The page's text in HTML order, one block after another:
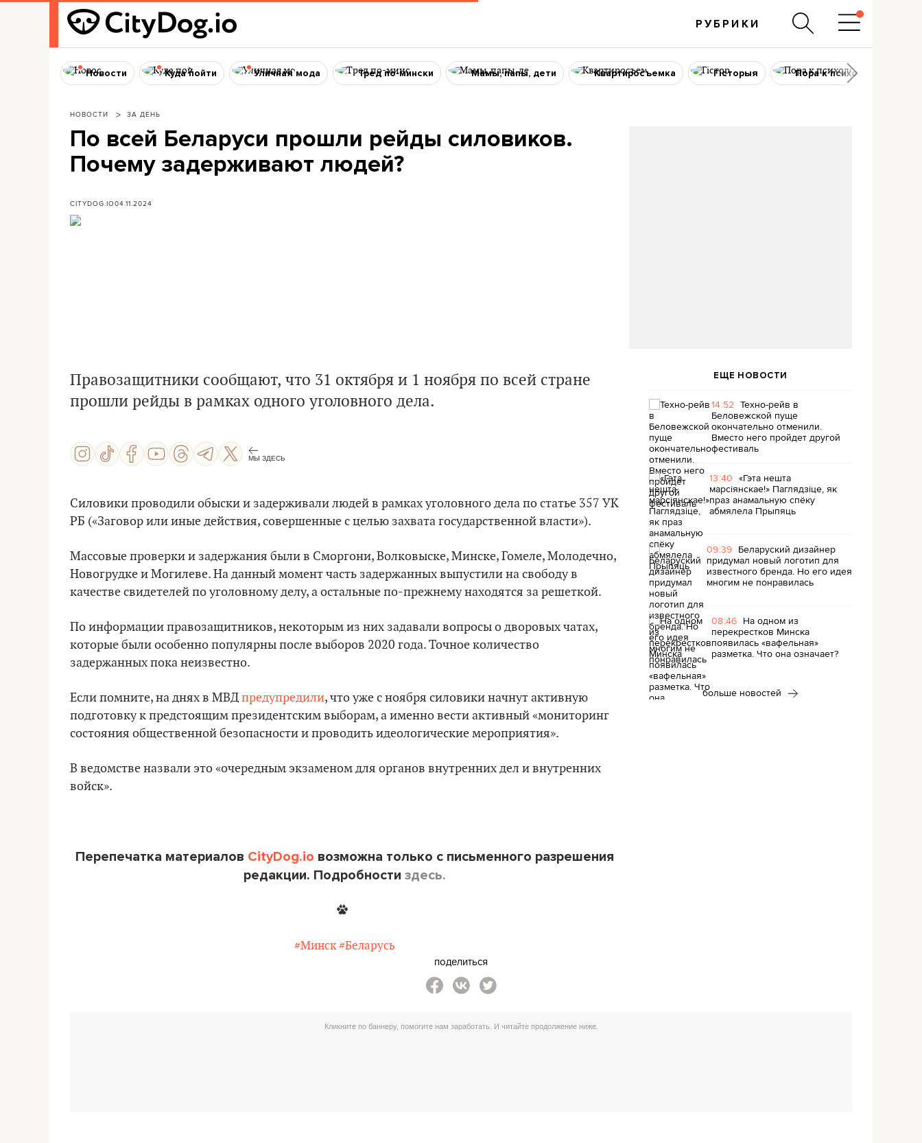
РУБРИКИ
Новости Куда пойти Уличная мода Тред по-мински Мамы, папы, дети Квартиросъемка Гісторыя Пора к психологу
НОВОСТИ ЗА ДЕНЬ
По всей Беларуси прошли рейды силовиков.
Почему задерживают людей?
CITYDOG.IO04.11.2024
Правозащитники сообщают, что 31 октября и 1 ноября по всей стране
прошли рейды в рамках одного уголовного дела.
МЫ ЗДЕСЬ
Силовики проводили обыски и задерживали людей в рамках уголовного дела по статье 357 УК
РБ («Заговор или иные действия, совершенные с целью захвата государственной власти»).
Массовые проверки и задержания были в Сморгони, Волковыске, Минске, Гомеле, Молодечно,
Новогрудке и Могилеве. На данный момент часть задержанных выпустили на свободу в
качестве свидетелей по уголовному делу, а остальные по-прежнему находятся за решеткой.
По информации правозащитников, некоторым из них задавали вопросы о дворовых чатах,
которые были особенно популярны после выборов 2020 года. Точное количество
задержанных пока неизвестно.
Если помните, на днях в МВДпредупредили, что уже с ноября силовики начнут активную
подготовку к предстоящим президентским выборам, а именно вести активный «мониторинг
состояния общественной безопасности и проводить идеологические мероприятия».
В ведомстве назвали это «очередным экзаменом для органов внутренних дел и внутренних
войск».
Перепечатка материалов CityDog.io возможна только с письменного разрешения
редакции. Подробности здесь.
#Минск #Беларусь
ЕЩЕ НОВОСТИ
14:52 Техно-рейв в
Беловежской пуще
окончательно отменили.
Вместо него пройдет другой
фестиваль
13:40 «Гэта нешта
марсіянскае!» Паглядзіце, як
праз анамальную спёку
абмялела Прыпяць
09:39 Беларуский дизайнер
придумал новый логотип для
известного бренда. Но его идея
многим не понравилась
08:46 На одном из
перекрестков Минска
появилась «вафельная»
разметка. Что она означает?
больше новостей
поделиться